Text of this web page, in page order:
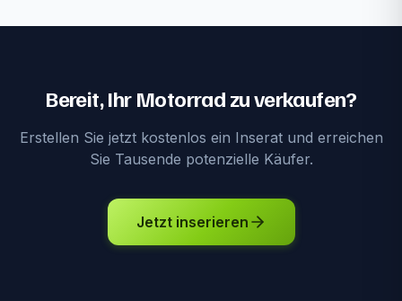
Bereit, Ihr Motorrad zu verkaufen?
Erstellen Sie jetzt kostenlos ein Inserat und erreichen
Sie Tausende potenzielle Käufer.
Jetzt inserieren